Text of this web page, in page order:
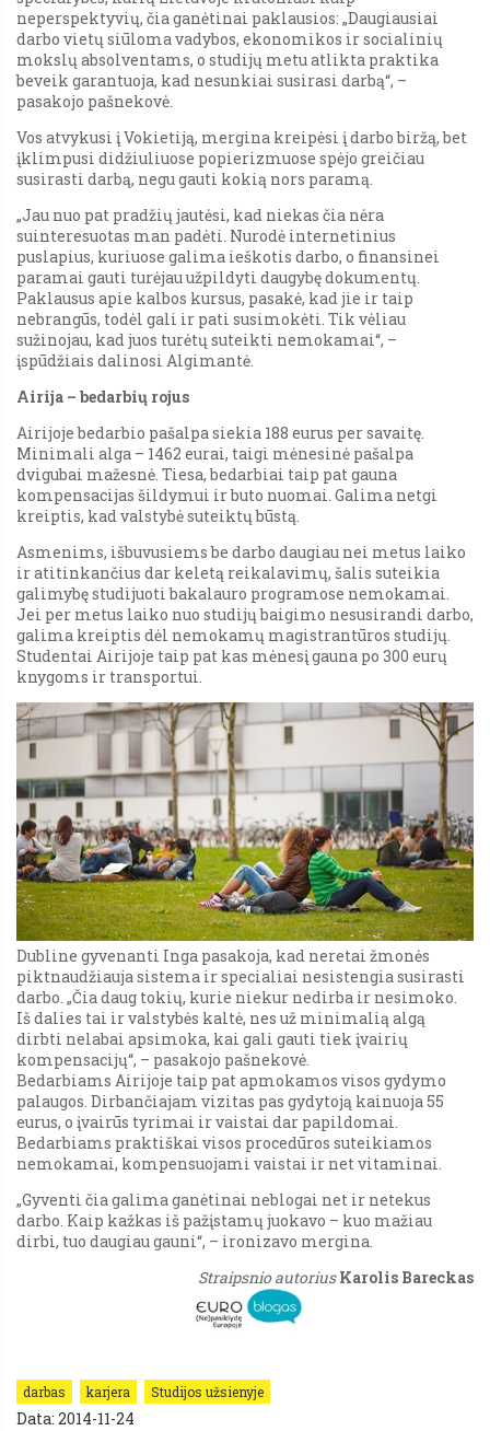
neperspektyvių, čia ganėtinai paklausios: „Daugiausiai
darbo vietų siūloma vadybos, ekonomikos ir socialinių
mokslų absolventams, o studijų metu atlikta praktika
beveik garantuoja, kad nesunkiai susirasi darbą“, –
pasakojo pašnekovė.
Vos atvykusi į Vokietiją, mergina kreipėsi į darbo biržą, bet
įklimpusi didžiuliuose popierizmuose spėjo greičiau
susirasti darbą, negu gauti kokią nors paramą.
„Jau nuo pat pradžių jautėsi, kad niekas čia nėra
suinteresuotas man padėti. Nurodė internetinius
puslapius, kuriuose galima ieškotis darbo, o finansinei
paramai gauti turėjau užpildyti daugybę dokumentų.
Paklausus apie kalbos kursus, pasakė, kad jie ir taip
nebrangūs, todėl gali ir pati susimokėti. Tik vėliau
sužinojau, kad juos turėtų suteikti nemokamai“, –
įspūdžiais dalinosi Algimantė.
Airija – bedarbių rojus
Airijoje bedarbio pašalpa siekia 188 eurus per savaitę.
Minimali alga – 1462 eurai, taigi mėnesinė pašalpa
dvigubai mažesnė. Tiesa, bedarbiai taip pat gauna
kompensacijas šildymui ir buto nuomai. Galima netgi
kreiptis, kad valstybė suteiktų būstą.
Asmenims, išbuvusiems be darbo daugiau nei metus laiko
ir atitinkančius dar keletą reikalavimų, šalis suteikia
galimybę studijuoti bakalauro programose nemokamai.
Jei per metus laiko nuo studijų baigimo nesusirandi darbo,
galima kreiptis dėl nemokamų magistrantūros studijų.
Studentai Airijoje taip pat kas mėnesį gauna po 300 eurų
knygoms ir transportui.
Dubline gyvenanti Inga pasakoja, kad neretai žmonės
piktnaudžiauja sistema ir specialiai nesistengia susirasti
darbo. „Čia daug tokių, kurie niekur nedirba ir nesimoko.
Iš dalies tai ir valstybės kaltė, nes už minimalią algą
dirbti nelabai apsimoka, kai gali gauti tiek įvairių
kompensacijų“, – pasakojo pašnekovė.
Bedarbiams Airijoje taip pat apmokamos visos gydymo
palaugos. Dirbančiajam vizitas pas gydytoją kainuoja 55
eurus, o įvairūs tyrimai ir vaistai dar papildomai.
Bedarbiams praktiškai visos procedūros suteikiamos
nemokamai, kompensuojami vaistai ir net vitaminai.
„Gyventi čia galima ganėtinai neblogai net ir netekus
darbo. Kaip kažkas iš pažįstamų juokavo – kuo mažiau
dirbi, tuo daugiau gauni“, – ironizavo mergina.
Straipsnio autorius Karolis Bareckas
darbas karjera Studijos užsienyje
Data: 2014-11-24